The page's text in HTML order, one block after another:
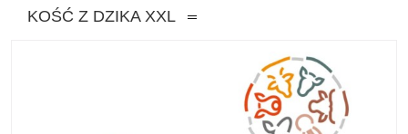
KOŚĆ Z DZIKA XXL